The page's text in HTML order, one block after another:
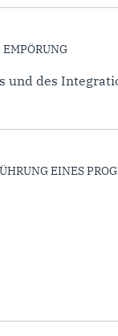
und des
EINES